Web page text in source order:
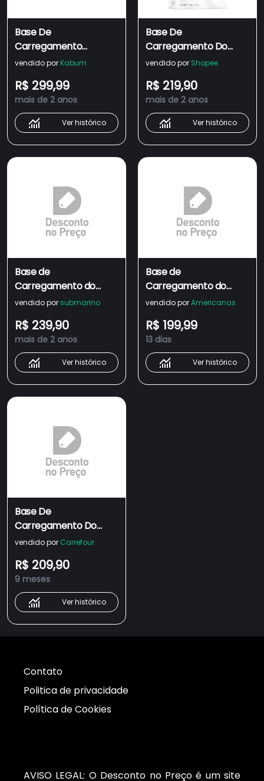
Base De
Carregamento
Dualsense Sony Ps5
vendido por Kabum
R$ 299,99
mais de 2 anos
Ver histórico
Base De
Carregamento Do
Dualsense Ps5 Novo
vendido por Shopee
R$ 219,90
mais de 2 anos
Ver histórico
Base de
Carregamento do
Dualsense PS5
vendido por submarino
R$ 239,90
mais de 2 anos
Ver histórico
Base de
Carregamento do
Controle Dualsense -
Ofertas na Americanas
vendido porAmericanas
R$ 199,99
13 dias
Ver histórico
Base De
Carregamento Do
Dualsense Ps5
vendido por Carrefour
R$ 209,90
9 meses
Ver histórico
Contato
Politica de privacidade
Política de Cookies
AVISO LEGAL: O Desconto no Preço é um site